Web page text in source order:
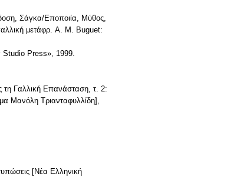
Σάγκα/Eποποιία, Μύθος,
μετάφρ. A. M. Buguet:
Press», 1999.
τη Γαλλική Eπανάσταση, τ. 2:
Mανόλη Tριανταφυλλίδη],
[Νέα Ελληνική